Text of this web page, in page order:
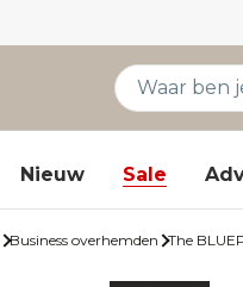
Nieuw Sale
Business overhemden The